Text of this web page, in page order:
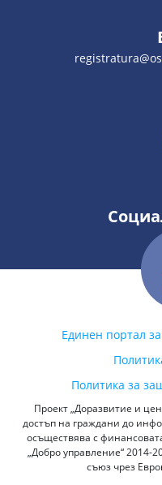
Единен портал
Политика за
Проект „Доразвитие и
достъп на граждани до
осъществява с
„Добро управление“ 2014-
съюз чрез